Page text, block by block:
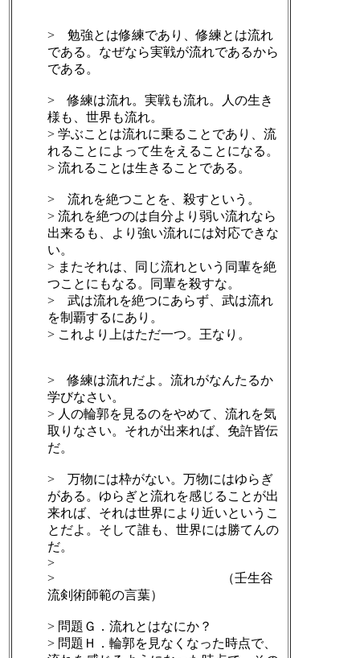
> 勉強とは修練であり、修練とは流れ
である。なぜなら実戦が流れであるから
である。
> 修練は流れ。実戦も流れ。人の生き
様も、世界も流れ。
> 学ぶことは流れに乗ることであり、流
れることによって生をえることになる。
> 流れることは生きることである。
> 流れを絶つことを、殺すという。
> 流れを絶つのは自分より弱い流れなら
出来るも、より強い流れには対応できな
い。
> またそれは、同じ流れという同輩を絶
つことにもなる。同輩を殺すな。
> 武は流れを絶つにあらず、武は流れ
を制覇するにあり。
> これより上はただ一つ。王なり。
> 修練は流れだよ。流れがなんたるか
学びなさい。
> 人の輪郭を見るのをやめて、流れを気
取りなさい。それが出来れば、免許皆伝
だ。
> 万物には枠がない。万物にはゆらぎ
がある。ゆらぎと流れを感じることが出
来れば、それは世界により近いというこ
とだよ。そして誰も、世界には勝てんの
だ。
>
> （壬生谷
流剣術師範の言葉）
> 問題Ｇ．流れとはなにか？
> 問題Ｈ．輪郭を見なくなった時点で、